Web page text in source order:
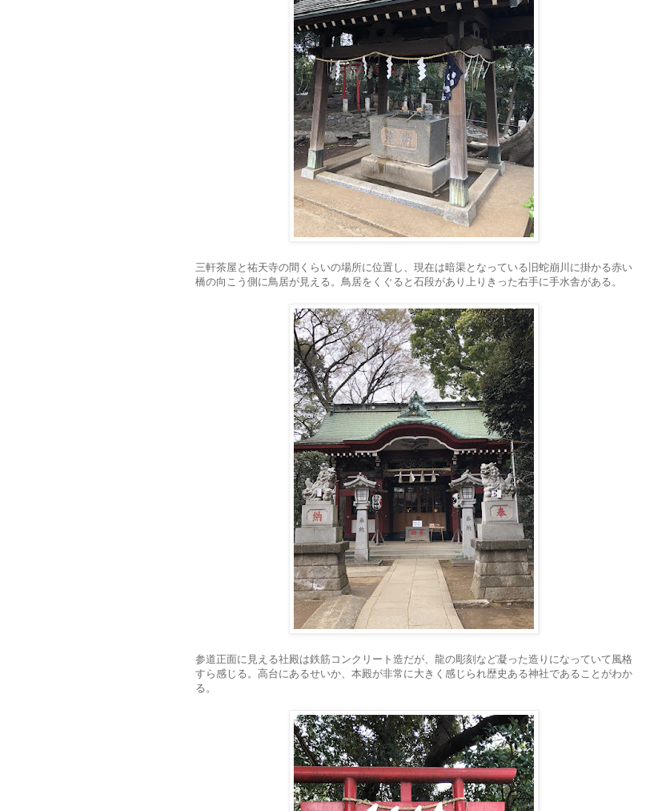
三軒茶屋と祐天寺の間くらいの場所に位置し、現在は暗渠となっている旧蛇崩川に掛かる赤い
橋の向こう側に鳥居が見える。鳥居をくぐると石段があり上りきった右手に手水舎がある。
参道正面に見える社殿は鉄筋コンクリート造だが、龍の彫刻など凝った造りになっていて風格
すら感じる。高台にあるせいか、本殿が非常に大きく感じられ歴史ある神社であることがわか
る。